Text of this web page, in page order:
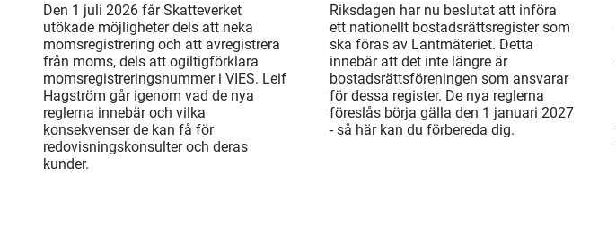
Den 1 juli 2026 får Skatteverket
utökade möjligheter dels att neka
momsregistrering och att avregistrera
från moms, dels att ogiltigförklara
momsregistreringsnummer i VIES. Leif
Hagström går igenom vad de nya
reglerna innebär och vilka
konsekvenser de kan få för
redovisningskonsulter och deras
kunder.
Riksdagen har nu beslutat att införa
ett nationellt bostadsrättsregister som
ska föras av Lantmäteriet. Detta
innebär att det inte längre är
bostadsrättsföreningen som ansvarar
för dessa register. De nya reglerna
föreslås börja gälla den 1 januari 2027
- så här kan du förbereda dig.